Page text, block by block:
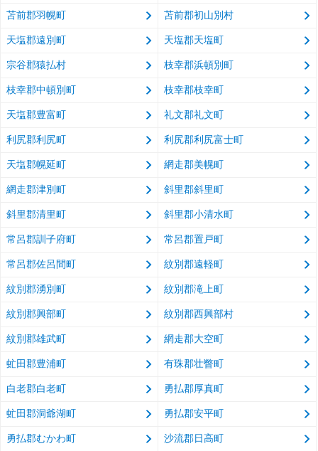
苫前郡羽幌町 苫前郡初山別村
天塩郡遠別町 天塩郡天塩町
宗谷郡猿払村 枝幸郡浜頓別町
枝幸郡中頓別町 枝幸郡枝幸町
天塩郡豊富町 礼文郡礼文町
利尻郡利尻町 利尻郡利尻富士町
天塩郡幌延町 網走郡美幌町
網走郡津別町 斜里郡斜里町
斜里郡清里町 斜里郡小清水町
常呂郡訓子府町 常呂郡置戸町
常呂郡佐呂間町 紋別郡遠軽町
紋別郡湧別町 紋別郡滝上町
紋別郡興部町 紋別郡西興部村
紋別郡雄武町 網走郡大空町
虻田郡豊浦町 有珠郡壮瞥町
白老郡白老町 勇払郡厚真町
虻田郡洞爺湖町 勇払郡安平町
勇払郡むかわ町 沙流郡日高町